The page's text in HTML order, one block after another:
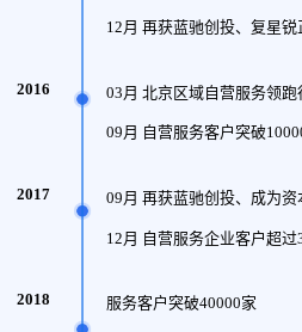
12月 再获蓝驰创投、复星
2016 03月 北京区域自营服务领跑
09月 自营服务客户突破
2017 09月 再获蓝驰创投、成为
12月 自营服务企业客户超过
2018 服务客户突破40000家